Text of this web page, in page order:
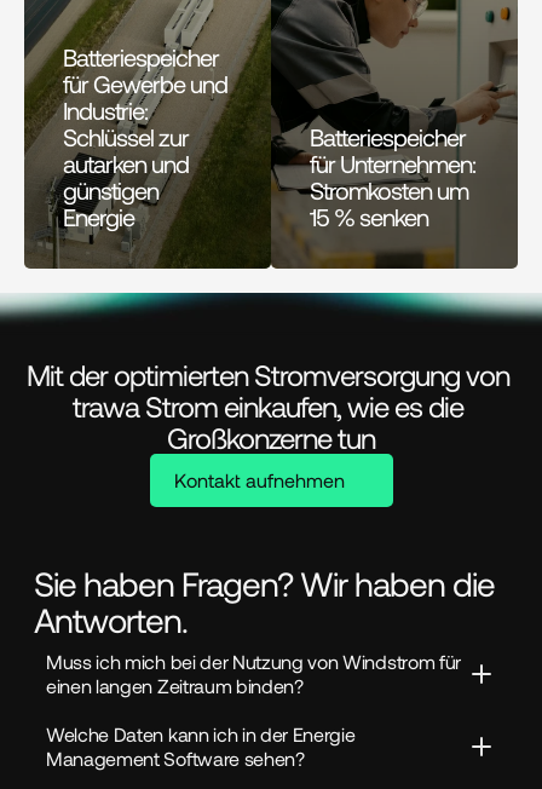
Batteriespeicher
für Gewerbe und
Industrie:
Schlüssel zur
autarken und
günstigen
Energie
Batteriespeicher
für Unternehmen:
Stromkosten um
15 % senken
Mit der optimierten Stromversorgung von
trawa Strom einkaufen, wie es die
Großkonzerne tun
Kontakt aufnehmen
Sie haben Fragen? Wir haben die
Antworten.
Muss ich mich bei der Nutzung von Windstrom für
einen langen Zeitraum binden?
Welche Daten kann ich in der Energie
Management Software sehen?